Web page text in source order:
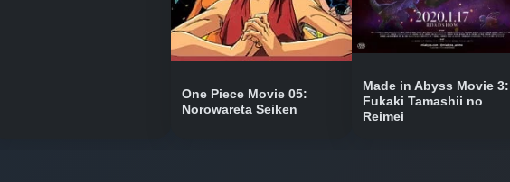
One Piece Movie 05:
Norowareta Seiken
Made in Abyss Movie 3:
Fukaki Tamashii no
Reimei